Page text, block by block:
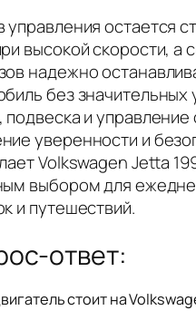
управления остается
высокой скорости, а
надежно
без значительных
и управление
уверенности и
Volkswagen Jetta
выбором для
и путешествий.
ответ:
стоит на